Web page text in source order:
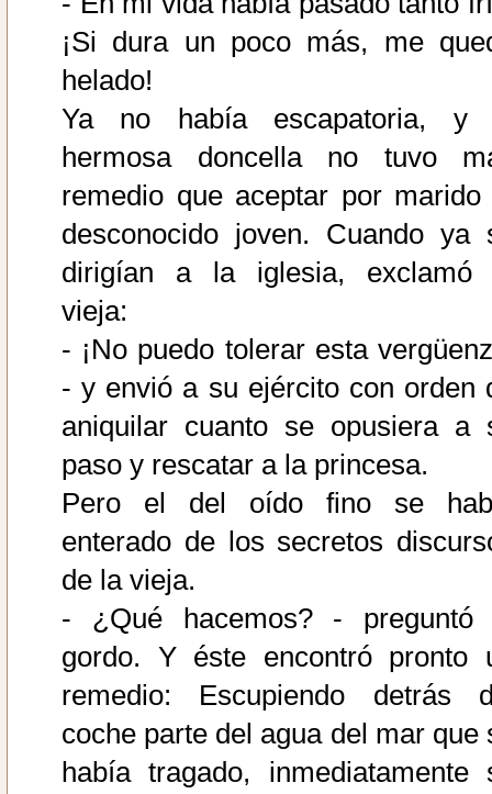
¡Si dura un poco más, me
helado!
Ya no había escapatoria, y
hermosa doncella no tuvo
remedio que aceptar por marido
desconocido joven. Cuando ya
dirigían a la iglesia, exclamó
vieja:
- ¡No puedo tolerar esta
- y envió a su ejército con orden
aniquilar cuanto se opusiera a
paso y rescatar a la princesa.
Pero el del oído fino se
enterado de los secretos
de la vieja.
- ¿Qué hacemos? - preguntó
gordo. Y éste encontró pronto
remedio: Escupiendo detrás
coche parte del agua del mar que
había tragado, inmediatamente